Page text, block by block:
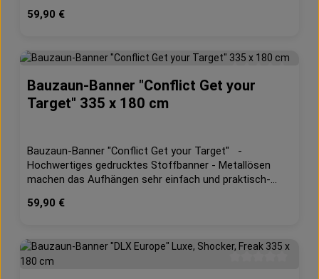
Dekostoff Maße: ca. 335 x 180 cm
Regulärer Preis:
59,90 €
Durchschnittliche
Bauzaun-Banner "Conflict Get your
Target" 335 x 180 cm
Bauzaun-Banner "Conflict Get your Target" -
Hochwertiges gedrucktes Stoffbanner - Metallösen
machen das Aufhängen sehr einfach und praktisch-
130g/m² Dekostoff Maße: ca. 335 x 180 cm
Regulärer Preis:
59,90 €